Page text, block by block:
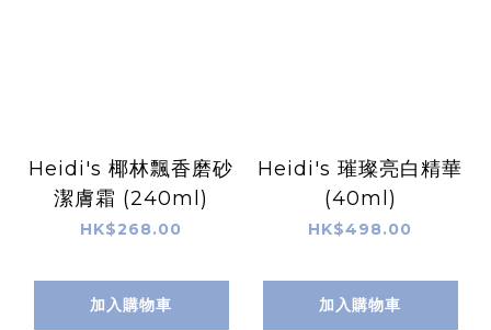
Heidi's 椰林飄香磨砂
潔膚霜 (240ml)
HK$268.00
加入購物車
Heidi's 璀璨亮白精華
(40ml)
HK$498.00
加入購物車